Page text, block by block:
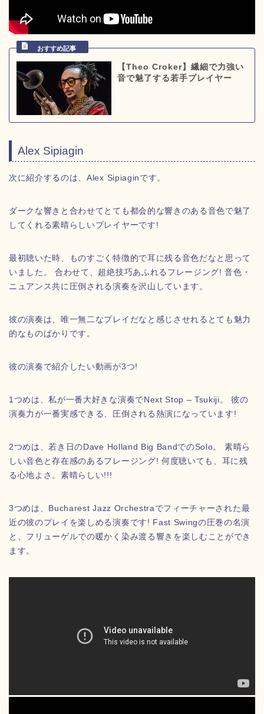
【Theo Croker】繊細で力強い
音で魅了する若手プレイヤー
Alex Sipiagin
次に紹介するのは、Alex Sipiaginです。
ダークな響きと合わせてとても都会的な響きのある音色で魅了
してくれる素晴らしいプレイヤーです!
最初聴いた時、ものすごく特徴的で耳に残る音色だなと思って
いました。 合わせて、超絶技巧あふれるフレージング! 音色・
ニュアンス共に圧倒される演奏を沢山しています。
彼の演奏は、唯一無二なプレイだなと感じさせれるとても魅力
的なものばかりです。
彼の演奏で紹介したい動画が3つ!
1つめは、私が一番大好きな演奏でNext Stop – Tsukiji。 彼の
演奏力が一番実感できる、圧倒される熱演になっています!
2つめは、若き日のDave Holland Big BandでのSolo。 素晴ら
しい音色と存在感のあるフレージング! 何度聴いても、耳に残
る心地よさ。素晴らしい!!!
3つめは、Bucharest Jazz Orchestraでフィーチャーされた最
近の彼のプレイを楽しめる演奏です! Fast Swingの圧巻の名演
と、フリューゲルでの暖かく染み渡る響きを楽しむことができ
ます。